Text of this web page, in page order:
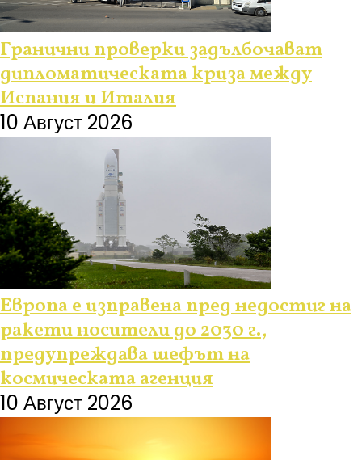
Гранични проверки задълбочават
дипломатическата криза между
Испания и Италия
10 Август 2026
Европа е изправена пред недостиг на
ракети носители до 2030 г.,
предупреждава шефът на
космическата агенция
10 Август 2026